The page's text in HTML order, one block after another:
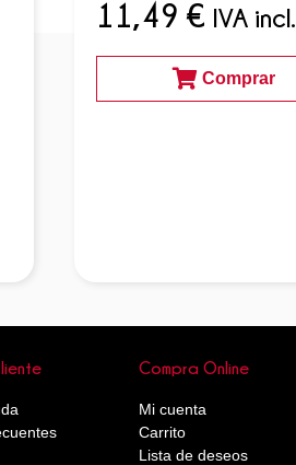
11,49€ IVA incl.
Comprar
Compra Online
Mi cuenta
Carrito
Lista de deseos